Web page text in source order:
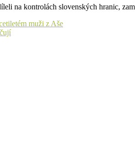
na kontrolách slovenských hranic,
muži z Aše